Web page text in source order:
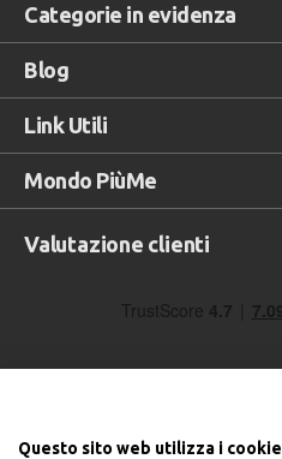
Categorie in evidenza
Blog
Link Utili
Mondo PiùMe
Valutazione clienti
Questo sito web utilizza i cookie